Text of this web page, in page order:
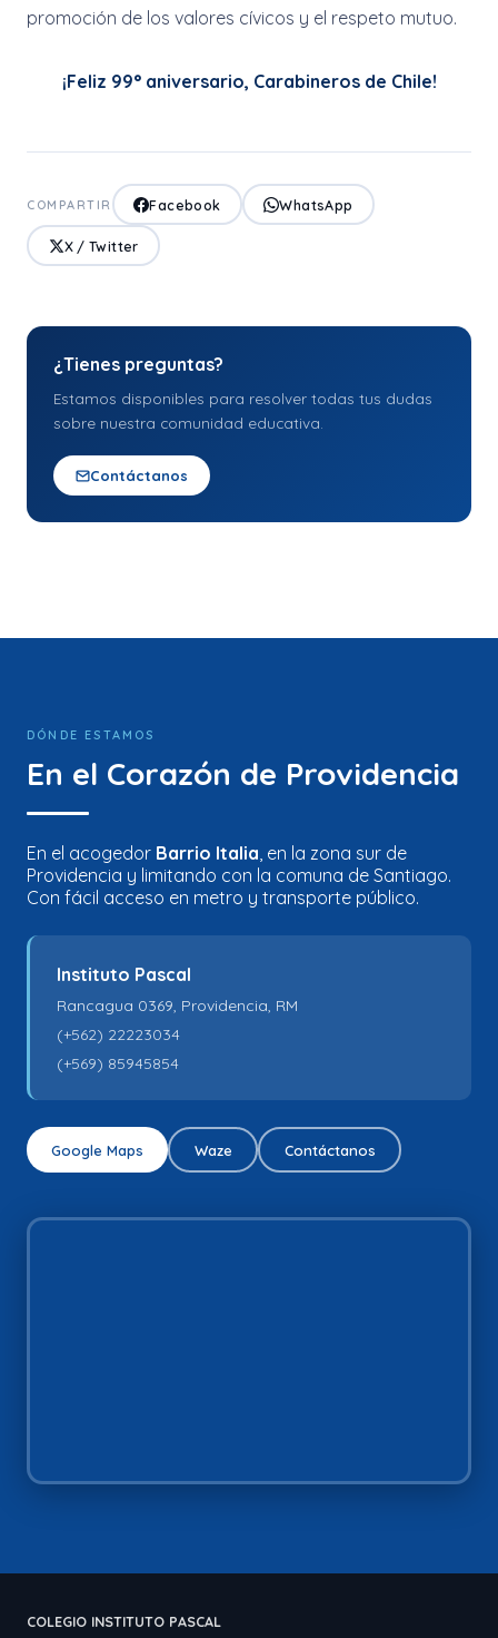
promoción de los valores cívicos y el respeto mutuo.
¡Feliz 99° aniversario, Carabineros de Chile!
COMPARTIR Facebook WhatsApp
X / Twitter
¿Tienes preguntas?
Estamos disponibles para resolver todas tus dudas
sobre nuestra comunidad educativa.
Contáctanos
DÓNDE ESTAMOS
En el Corazón de Providencia
En el acogedor Barrio Italia, en la zona sur de
Providencia y limitando con la comuna de Santiago.
Con fácil acceso en metro y transporte público.
Instituto Pascal
Rancagua 0369, Providencia, RM
(+562) 22223034
(+569) 85945854
Google Maps Waze Contáctanos
COLEGIO INSTITUTO PASCAL